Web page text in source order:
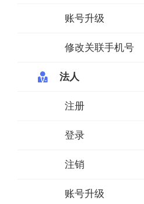
账号升级
修改关联手机号
法人
注册
登录
注销
账号升级